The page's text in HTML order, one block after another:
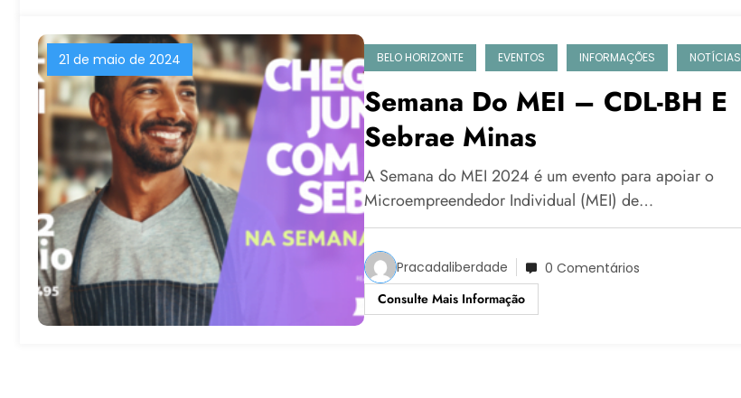
21 de maio de 2024 BELO HORIZONTE EVENTOS INFORMAÇÕES NOTÍCIAS
Semana Do MEI – CDL-BH E
Sebrae Minas
A Semana do MEI 2024 é um evento para apoiar o
Microempreendedor Individual (MEI) de…
Pracadaliberdade
0 Comentários
Consulte Mais Informação